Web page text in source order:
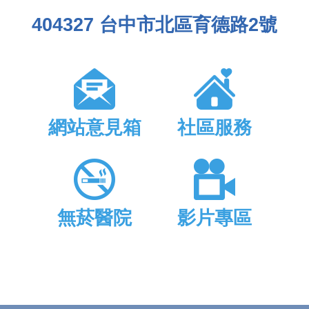
404327 台中市北區育德路2號
網站意見箱 社區服務
無菸醫院 影片專區